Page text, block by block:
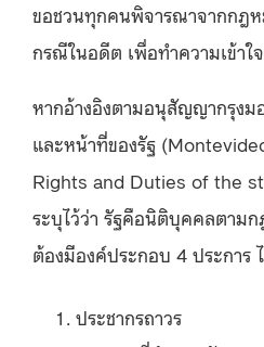
ขอชวนทุกคนพิจารณาจากกฎห
กรณีในอดีต เพื่อทำความเข้า
หากอ้างอิงตามอนุสัญญากรุงม
และหน้าที่ของรัฐ
Rights and Duties of the
ระบุไว้ว่า รัฐคือนิติบุคคลตาม
ต้องมีองค์ประกอบ 4 ประการ
ประชากรถาวร